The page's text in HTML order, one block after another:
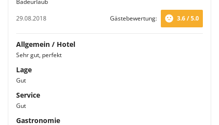
Badeurlaub
29.08.2018
Gästebewertung: 3.6 / 5.0
Allgemein / Hotel
Sehr gut, perfekt
Lage
Gut
Service
Gut
Gastronomie